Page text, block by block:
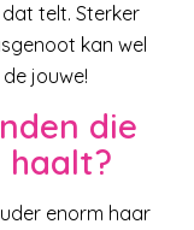
telt. Sterker
kan wel
jouwe!
die
haalt?
enorm haar